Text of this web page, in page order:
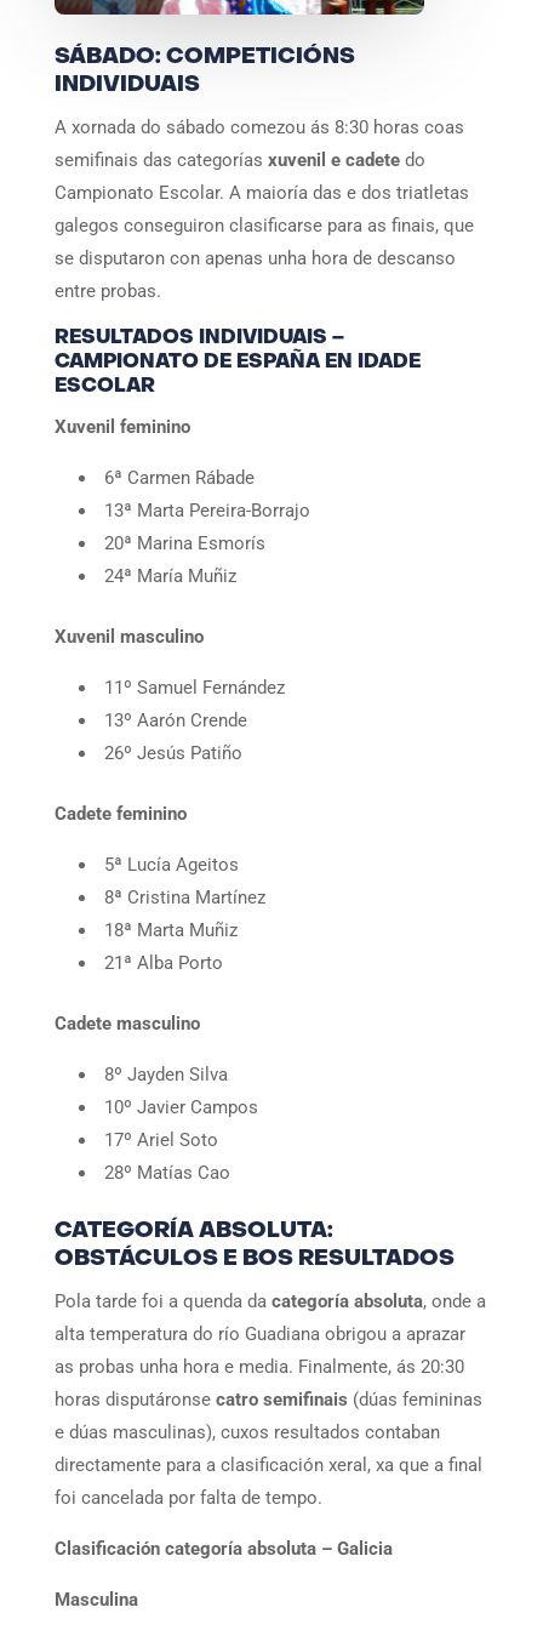
SÁBADO: COMPETICIÓNS
INDIVIDUAIS
A xornada do sábado comezou ás 8:30 horas coas
semifinais das categorías xuvenil e cadetedo
Campionato Escolar. A maioría das e dos triatletas
galegos conseguiron clasificarse para as finais, que
se disputaron con apenas unha hora de descanso
entre probas.
RESULTADOS INDIVIDUAIS –
CAMPIONATO DE ESPAÑA EN IDADE
ESCOLAR
Xuvenil feminino
6ª Carmen Rábade
13ª Marta Pereira-Borrajo
20ª Marina Esmorís
24ª María Muñiz
Xuvenil masculino
11º Samuel Fernández
13º Aarón Crende
26º Jesús Patiño
Cadete feminino
5ª Lucía Ageitos
8ª Cristina Martínez
18ª Marta Muñiz
21ª Alba Porto
Cadete masculino
8º Jayden Silva
10º Javier Campos
17º Ariel Soto
28º Matías Cao
CATEGORÍA ABSOLUTA:
OBSTÁCULOS E BOS RESULTADOS
Pola tarde foi a quenda da categoría absoluta, onde a
alta temperatura do río Guadiana obrigou a aprazar
as probas unha hora e media. Finalmente, ás 20:30
horas disputáronse catro semifinais (dúas femininas
e dúas masculinas), cuxos resultados contaban
directamente para a clasificación xeral, xa que a final
foi cancelada por falta de tempo.
Clasificación categoría absoluta – Galicia
Masculina